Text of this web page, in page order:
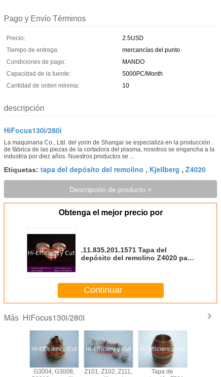
Pago y Envío Términos
Precio:
2.5USD
Tiempo de entrega:
mercancías del punto
Condiciones de pago:
MANDO
Capacidad de la fuente:
5000PC/Month
Cantidad de orden mínima:
10
descripción
HiFocus130i/280i
La maquinaria Co., Ltd. del yorin de Shangai se especializa en la producción
de fábrica de las piezas de la cortadora del plasma, nosotros se engancha a la
industria por diez años. Nuestros productos se ...
Etiquetas: tapa del depósito del remolino , Kjellberg , Z4020
Descripción de producto >
Obtenga el mejor precio por
.11.835.201.1571 Tapa del
depósito del remolino Z4020 para
Continuar
Más HiFocus130i/280i
G3004, G3008,
Z101, Z102, Z111,
Tapa de